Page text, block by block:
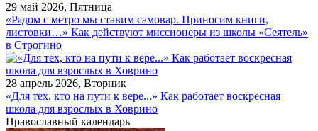
29 май 2026, Пятница
«Рядом с метро мы ставим самовар. Приносим книги,
листовки…» Как действуют миссионеры из школы «Сеятель»
в Строгино
28 апрель 2026, Вторник
«Для тех, кто на пути к вере...» Как работает воскресная
школа для взрослых в Ховрино
Православный календарь